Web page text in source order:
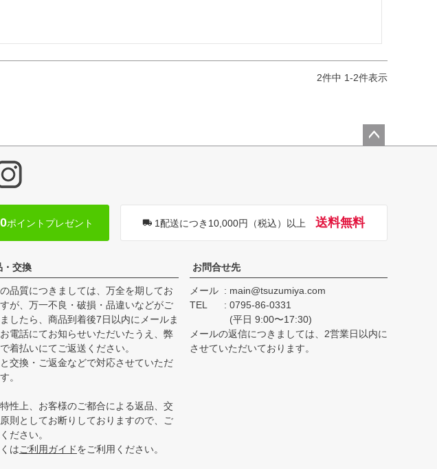
2件中 1-2件表示
ポイントプレゼント 1配送につき10,000円（税込）以上送料無料
・交換
品質につきましては、万全を期してお
が、万一不良・破損・品違いなどがご
したら、商品到着後7日以内にメールま
電話にてお知らせいただいたうえ、弊
着払いにてご返送ください。
交換・ご返金などで対応させていただ
。
性上、お客様のご都合による返品、交
則としてお断りしておりますので、ご
ださい。
はご利用ガイドをご利用ください。
お問合せ先
メール
main@tsuzumiya.com
TEL
0795-86-0331
(平日 9:00〜17:30)
メールの返信につきましては、2営業日以内に
させていただいております。